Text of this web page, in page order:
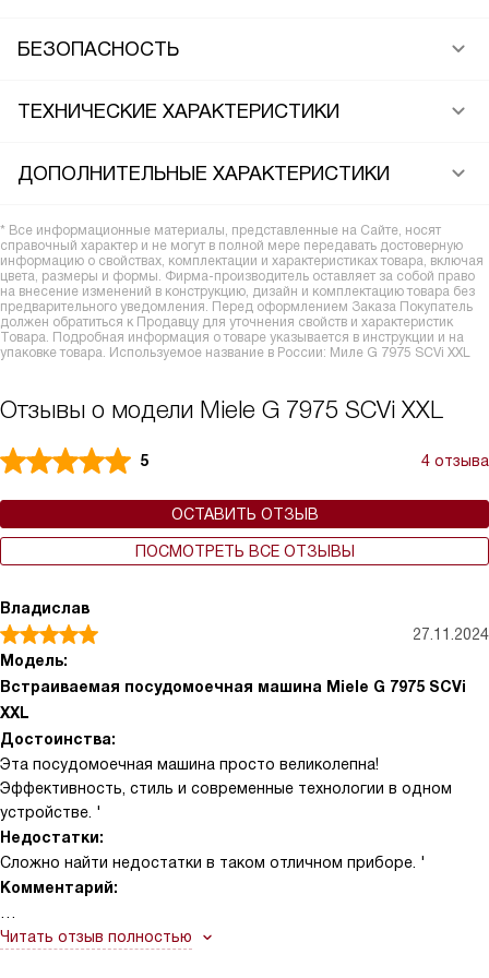
БЕЗОПАСНОСТЬ
ТЕХНИЧЕСКИЕ ХАРАКТЕРИСТИКИ
ДОПОЛНИТЕЛЬНЫЕ ХАРАКТЕРИСТИКИ
* Все информационные материалы, представленные на Сайте, носят
справочный характер и не могут в полной мере передавать достоверную
информацию о свойствах, комплектации и характеристиках товара, включая
цвета, размеры и формы. Фирма-производитель оставляет за собой право
на внесение изменений в конструкцию, дизайн и комплектацию товара без
предварительного уведомления. Перед оформлением Заказа Покупатель
должен обратиться к Продавцу для уточнения свойств и характеристик
Товара. Подробная информация о товаре указывается в инструкции и на
упаковке товара. Используемое название в России: Миле G 7975 SCVi XXL
Отзывы о модели Miele G 7975 SCVi XXL
5 4 отзыва
ОСТАВИТЬ ОТЗЫВ
ПОСМОТРЕТЬ ВСЕ ОТЗЫВЫ
Владислав
27.11.2024
Модель:
Встраиваемая посудомоечная машина Miele G 7975 SCVi
XXL
Достоинства:
Эта посудомоечная машина просто великолепна!
Эффективность, стиль и современные технологии в одном
устройстве. '
Недостатки:
Сложно найти недостатки в таком отличном приборе. '
Комментарий:
С первого дня использования этой машины, я понял, что это
Читать отзыв полностью